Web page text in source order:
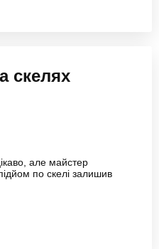
скелях
але майстер
по скелі залишив